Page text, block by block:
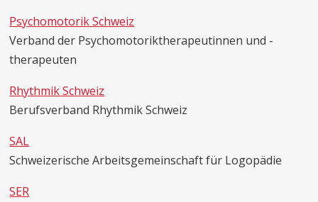
Psychomotorik Schweiz
Verband der Psychomotoriktherapeutinnen und -
therapeuten
Rhythmik Schweiz
Berufsverband Rhythmik Schweiz
SAL
Schweizerische Arbeitsgemeinschaft für Logopädie
SER